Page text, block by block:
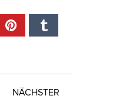
NÄCHSTER